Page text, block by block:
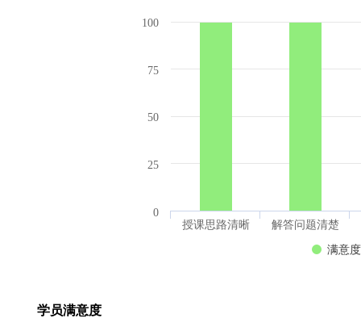
满意度
授课思路清晰 解答问题清楚
0
25
50
75
100
学员满意度